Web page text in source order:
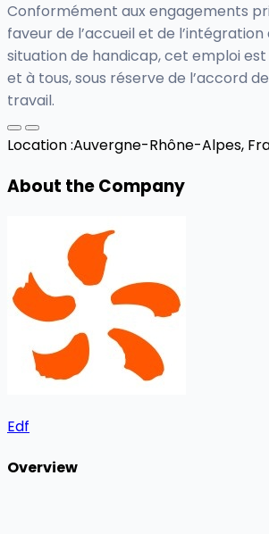
Conformément aux engagements
faveur de l’accueil et de
situation de handicap, cet emploi
et à tous, sous réserve de l’accord
travail.
Location :Auvergne-Rhône-Alpes,
About the Company
Edf
Overview